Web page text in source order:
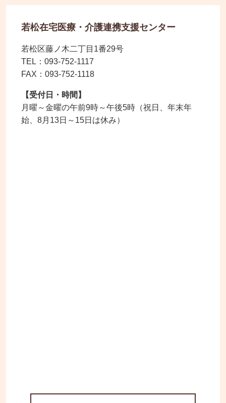
若松在宅医療・介護連携支援センター
若松区藤ノ木二丁目1番29号
TEL：093-752-1117
FAX：093-752-1118
【受付日・時間】
月曜～金曜の午前9時～午後5時（祝日、年末年
始、8月13日～15日は休み）